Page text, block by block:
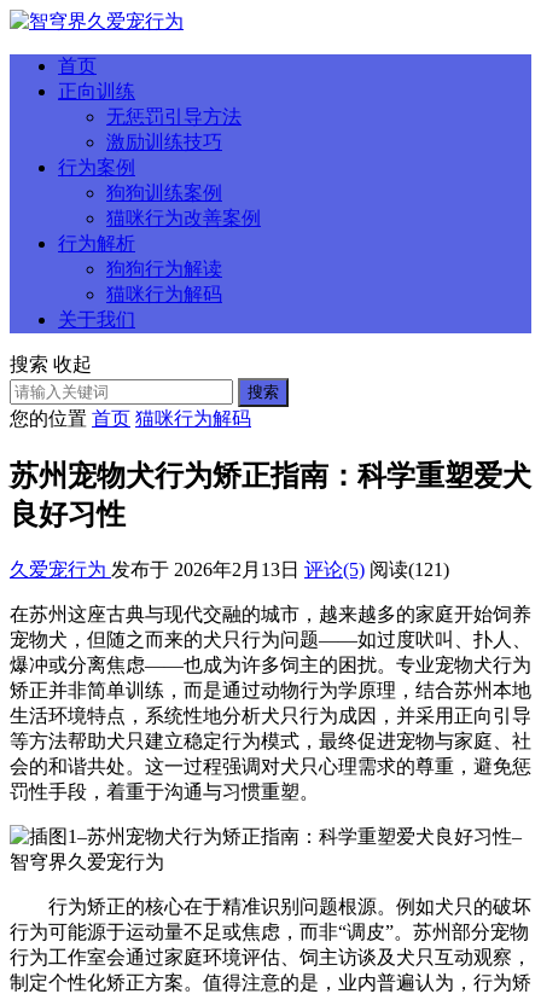
首页
正向训练
无惩罚引导方法
激励训练技巧
行为案例
狗狗训练案例
猫咪行为改善案例
行为解析
狗狗行为解读
猫咪行为解码
关于我们
搜索 收起
搜索
您的位置 首页 猫咪行为解码
苏州宠物犬行为矫正指南：科学重塑爱犬
良好习性
久爱宠行为 发布于 2026年2月13日 评论(5) 阅读(121)
在苏州这座古典与现代交融的城市，越来越多的家庭开始饲养
宠物犬，但随之而来的犬只行为问题——如过度吠叫、扑人、
爆冲或分离焦虑——也成为许多饲主的困扰。专业宠物犬行为
矫正并非简单训练，而是通过动物行为学原理，结合苏州本地
生活环境特点，系统性地分析犬只行为成因，并采用正向引导
等方法帮助犬只建立稳定行为模式，最终促进宠物与家庭、社
会的和谐共处。这一过程强调对犬只心理需求的尊重，避免惩
罚性手段，着重于沟通与习惯重塑。
行为矫正的核心在于精准识别问题根源。例如犬只的破坏
行为可能源于运动量不足或焦虑，而非“调皮”。苏州部分宠物
行为工作室会通过家庭环境评估、饲主访谈及犬只互动观察，
制定个性化矫正方案。值得注意的是，业内普遍认为，行为矫